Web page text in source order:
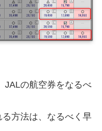
JALの航空券をなるべ
方法は、なるべく早